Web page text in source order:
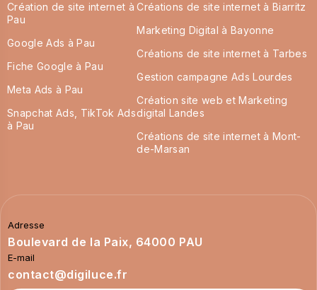
Création de site internet à
Pau
Google Ads à Pau
Fiche Google à Pau
Meta Ads à Pau
Snapchat Ads, TikTok Ads
à Pau
Créations de site internet à Biarritz
Marketing Digital à Bayonne
Créations de site internet à Tarbes
Gestion campagne Ads Lourdes
Création site web et Marketing
digital Landes
Créations de site internet à Mont-
de-Marsan
Adresse
Boulevard de la Paix, 64000 PAU
E-mail
contact@digiluce.fr